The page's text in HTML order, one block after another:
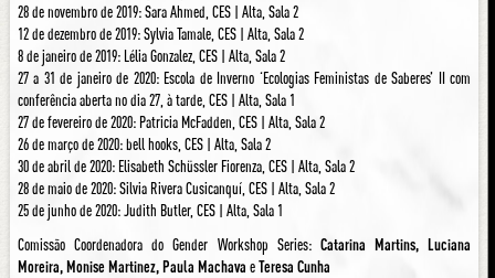
28 de novembro de 2019: Sara Ahmed, CES | Alta, Sala 2
12 de dezembro de 2019: Sylvia Tamale, CES | Alta, Sala 2
8 de janeiro de 2019: Lélia Gonzalez, CES | Alta, Sala 2
27 a 31 de janeiro de 2020: Escola de Inverno ‘Ecologias Feministas de Saberes’ II com
conferência aberta no dia 27, à tarde, CES | Alta, Sala 1
27 de fevereiro de 2020: Patricia McFadden, CES | Alta, Sala 2
26 de março de 2020: bell hooks, CES | Alta, Sala 2
30 de abril de 2020: Elisabeth Schüssler Fiorenza, CES | Alta, Sala 2
28 de maio de 2020: Silvia Rivera Cusicanquí, CES | Alta, Sala 2
25 de junho de 2020: Judith Butler, CES | Alta, Sala 1
Comissão Coordenadora do Gender Workshop Series: Catarina Martins, Luciana
Moreira, Monise Martinez, Paula Machava eTeresa Cunha